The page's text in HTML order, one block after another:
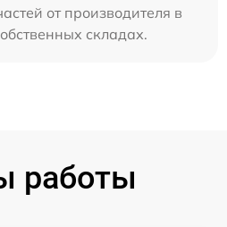
от производителя в
складах.
работы